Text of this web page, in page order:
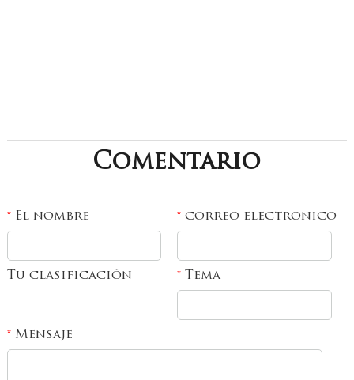
Comentario
*El nombre *correo electronico
Tu clasificación *Tema
*Mensaje